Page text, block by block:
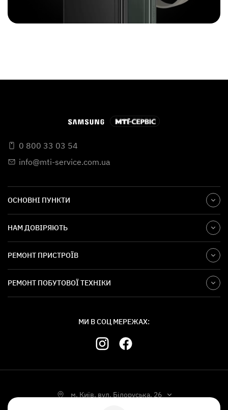
0 800 33 03 54
info@mti-service.com.ua
ОСНОВНІ ПУНКТИ
НАМ ДОВІРЯЮТЬ
РЕМОНТ ПРИСТРОЇВ
РЕМОНТ ПОБУТОВОЇ ТЕХНІКИ
МИ В СОЦ МЕРЕЖАХ:
м. Київ, вул. Білоруська, 26